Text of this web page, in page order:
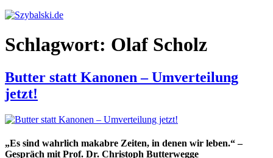
Schlagwort: Olaf Scholz
Butter statt Kanonen – Umverteilung
jetzt!
„Es sind wahrlich makabre Zeiten, in denen wir leben.“ –
Gespräch mit Prof. Dr. Christoph Butterwegge